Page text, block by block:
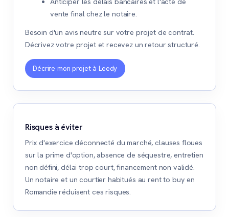
vente final chez le notaire.
Besoin d'un avis neutre sur votre projet de contrat.
Décrivez votre projet et recevez un retour structuré.
Décrire mon projet à Leedy
Risques à éviter
Prix d'exercice déconnecté du marché, clauses floues
sur la prime d'option, absence de séquestre, entretien
non défini, délai trop court, financement non validé.
Un notaire et un courtier habitués au rent to buy en
Romandie réduisent ces risques.